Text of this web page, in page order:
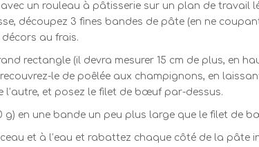
avec un rouleau à pâtisserie sur un plan de travail
découpez 3 fines bandes de pâte (en ne
décors au frais.
rectangle (il devra mesurer 15 cm de plus, en
le de poêlée aux champignons, en
l’autre, et posez le filet de bœuf par-dessus.
g) en une bande un peu plus large que le filet de
et à l’eau et rabattez chaque côté de la pâte